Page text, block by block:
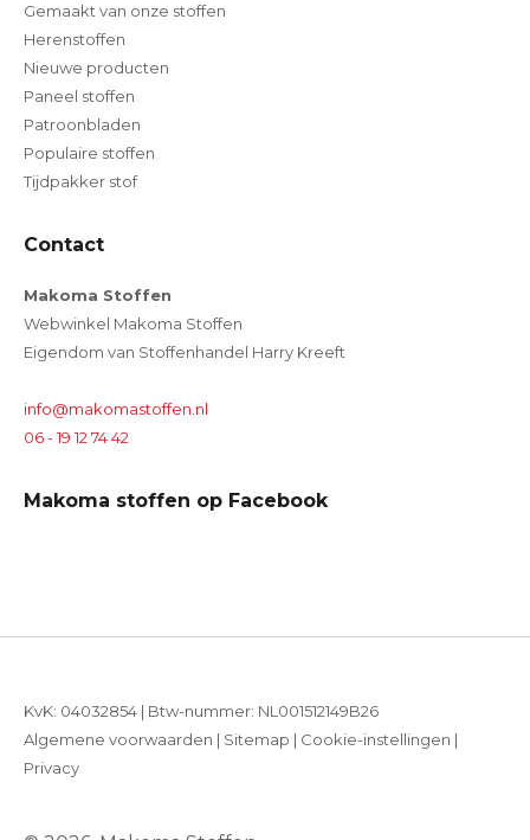
Gemaakt van onze stoffen
Herenstoffen
Nieuwe producten
Paneel stoffen
Patroonbladen
Populaire stoffen
Tijdpakker stof
Contact
Makoma Stoffen
Webwinkel Makoma Stoffen
Eigendom van Stoffenhandel Harry Kreeft
info@makomastoffen.nl
06 - 19 12 74 42
Makoma stoffen op Facebook
KvK: 04032854 | Btw-nummer: NL001512149B26
Algemene voorwaarden | Sitemap | Cookie-instellingen |
Privacy